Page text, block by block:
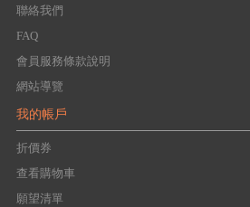
聯絡我們
FAQ
會員服務條款說明
網站導覽
我的帳戶
折價券
查看購物車
願望清單